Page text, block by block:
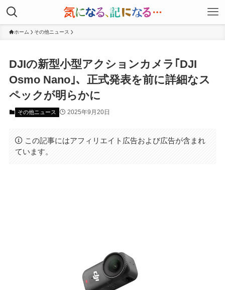
ホーム その他ニュース
DJIの新型小型アクションカメラ｢DJI
Osmo Nano｣、正式発表を前に詳細なス
ペックが明らかに
その他ニュース 2025年9月20日
この記事にはアフィリエイト広告および広告が含まれ
ています。